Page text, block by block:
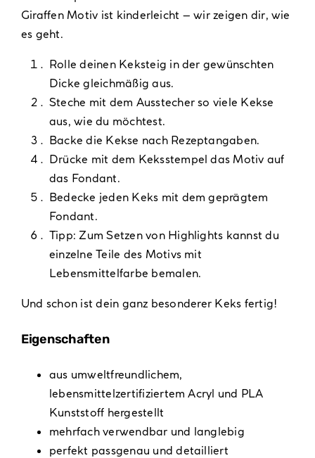
Giraffen Motiv ist kinderleicht – wir zeigen dir, wie
es geht.
Rolle deinen Keksteig in der gewünschten
Dicke gleichmäßig aus.
Steche mit dem Ausstecher so viele Kekse
aus, wie du möchtest.
Backe die Kekse nach Rezeptangaben.
Drücke mit dem Keksstempel das Motiv auf
das Fondant.
Bedecke jeden Keks mit dem geprägtem
Fondant.
Tipp: Zum Setzen von Highlights kannst du
einzelne Teile des Motivs mit
Lebensmittelfarbe bemalen.
Und schon ist dein ganz besonderer Keks fertig!
Eigenschaften
aus umweltfreundlichem,
lebensmittelzertifiziertem Acryl und PLA
Kunststoff hergestellt
mehrfach verwendbar und langlebig
perfekt passgenau und detailliert